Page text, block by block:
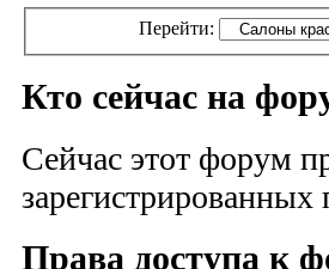
Перейти:
Кто сейчас на
Сейчас этот форум
зарегистрированных
Права доступа к